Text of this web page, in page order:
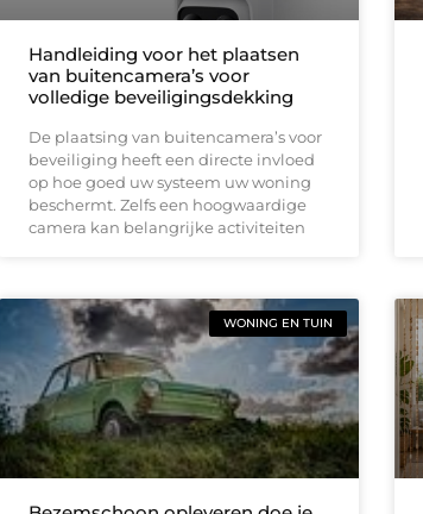
Handleiding voor het plaatsen
van buitencamera’s voor
volledige beveiligingsdekking
De plaatsing van buitencamera’s voor
beveiliging heeft een directe invloed
op hoe goed uw systeem uw woning
beschermt. Zelfs een hoogwaardige
camera kan belangrijke activiteiten
WONING EN TUIN